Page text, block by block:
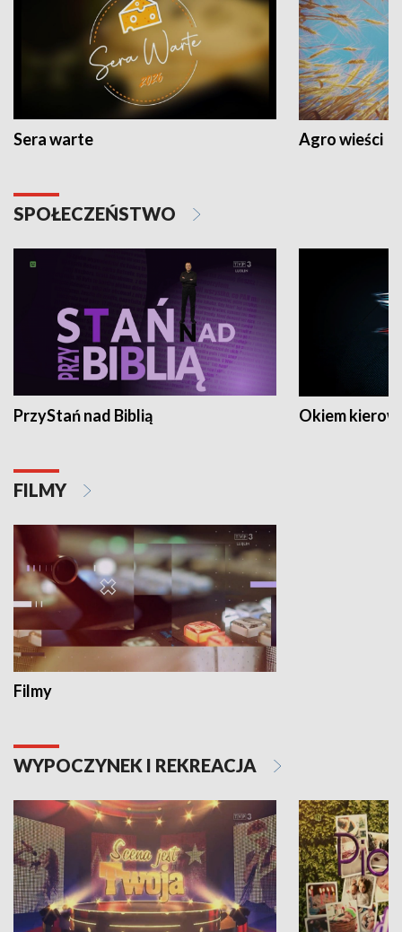
Sera warte Agro wieści
SPOŁECZEŃSTWO
PrzyStań nad Biblią Okiem
FILMY
Filmy
WYPOCZYNEK I REKREACJA